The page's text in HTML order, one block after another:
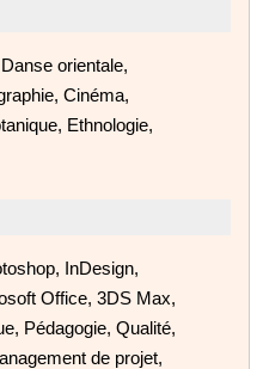
orientale,
Cinéma,
Ethnologie,
InDesign,
Office, 3DS Max,
Pédagogie, Qualité,
de projet,